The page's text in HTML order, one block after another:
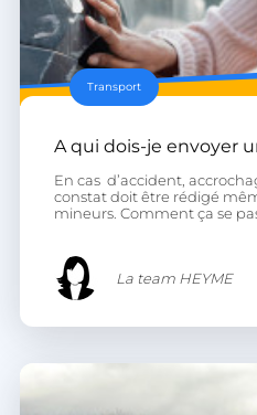
Transport
A qui dois-je envoyer
En cas d’accident,
constat doit être rédigé
mineurs. Comment ça se
La team HEYME